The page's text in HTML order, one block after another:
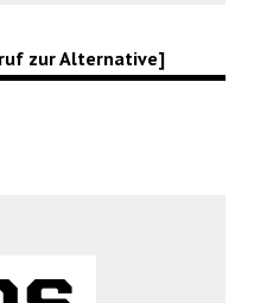
zur Alternative]